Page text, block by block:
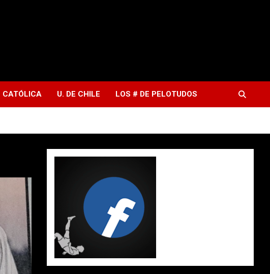
CATÓLICA U. DE CHILE LOS # DE PELOTUDOS